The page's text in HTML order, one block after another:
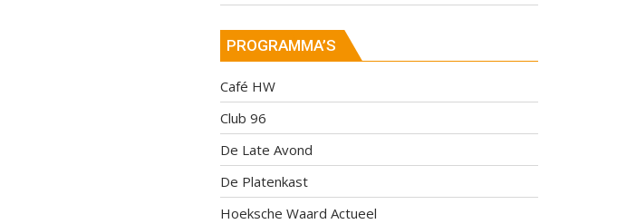
PROGRAMMA’S
Café HW
Club 96
De Late Avond
De Platenkast
Hoeksche Waard Actueel